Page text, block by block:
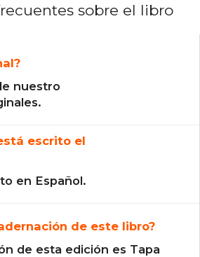
sobre el libro
nuestro
escrito el
en Español.
de este libro?
de esta edición es Tapa